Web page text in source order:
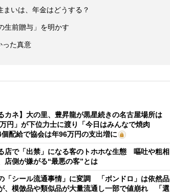
いは、年金はどうする？
生前贈与」を明かす
た真意
カネ】大の里、豊昇龍が黒星続きの名古屋場所は
万円」が下位力士に渡り「今日はみんなで焼肉
配給で協会は年96万円の支出増に
店で「出禁」になる客のトホホな生態 嘔吐や粗相
店側が嫌がる“最悪の客”とは
「シール流通事情」に変調 「ボンドロ」は依然品
、模倣品や類似品が大量流通し一部で値崩れ 「選